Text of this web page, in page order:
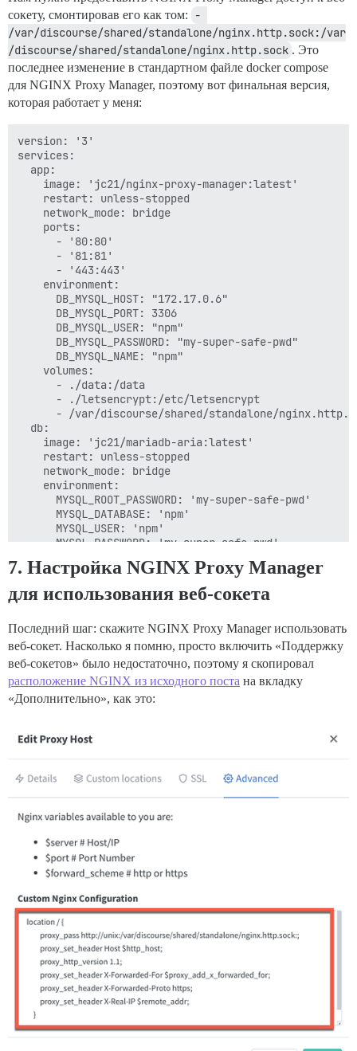
сокету, смонтировав его как том:
-
/var/discourse/shared/standalone/nginx.http.sock:/var
/discourse/shared/standalone/nginx.http.sock . Это
последнее изменение в стандартном файле docker compose
для NGINX Proxy Manager, поэтому вот финальная версия,
которая работает у меня:
version: '3'
services:
  app:
    image: 'jc21/nginx-proxy-manager:latest'
    restart: unless-stopped
    network_mode: bridge
    ports:
      - '80:80'
      - '81:81'
      - '443:443'
    environment:
      DB_MYSQL_HOST: "172.17.0.6"
      DB_MYSQL_PORT: 3306
      DB_MYSQL_USER: "npm"
      DB_MYSQL_PASSWORD: "my-super-safe-pwd"
      DB_MYSQL_NAME: "npm"
    volumes:
      - ./data:/data
      - ./letsencrypt:/etc/letsencrypt
- /var/discourse/shared/standalone/
  db:
    image: 'jc21/mariadb-aria:latest'
    restart: unless-stopped
    network_mode: bridge
    environment:
      MYSQL_ROOT_PASSWORD: 'my-super-safe-pwd'
      MYSQL_DATABASE: 'npm'
      MYSQL_USER: 'npm'
      MYSQL_PASSWORD: 'my-super-safe-pwd'
7. Настройка NGINX Proxy Manager
для использования веб-сокета
Последний шаг: скажите NGINX Proxy Manager использовать
веб-сокет. Насколько я помню, просто включить «Поддержку
веб-сокетов» было недостаточно, поэтому я скопировал
расположение NGINX из исходного поста на вкладку
«Дополнительно», как это: